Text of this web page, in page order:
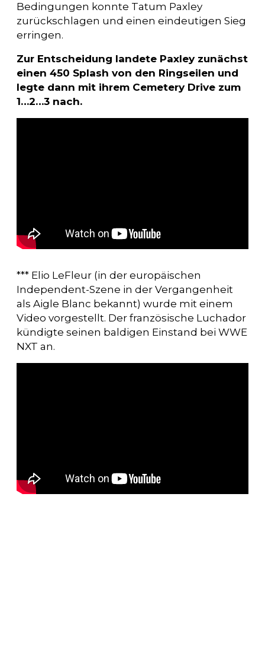
Bedingungen konnte Tatum Paxley
zurückschlagen und einen eindeutigen Sieg
erringen.
Zur Entscheidung landete Paxley zunächst
einen 450 Splash von den Ringseilen und
legte dann mit ihrem Cemetery Drive zum
1…2…3 nach.
*** Elio LeFleur (in der europäischen
Independent-Szene in der Vergangenheit
als Aigle Blanc bekannt) wurde mit einem
Video vorgestellt. Der französische Luchador
kündigte seinen baldigen Einstand bei WWE
NXT an.